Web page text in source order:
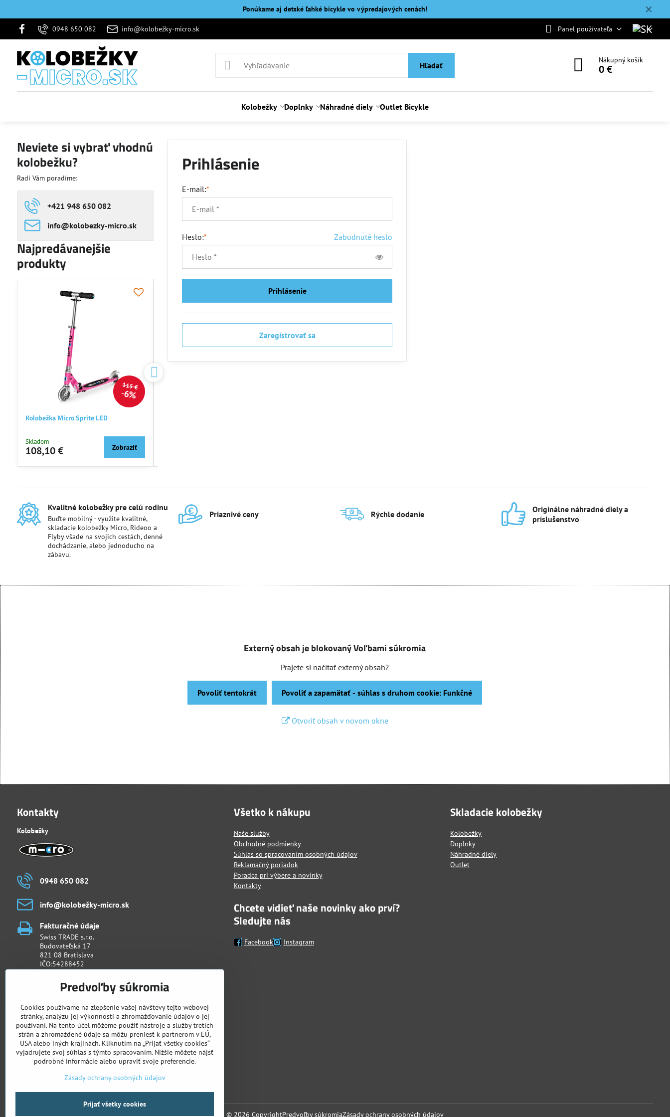
✕
Ponúkame aj detské ľahké bicykle vo výpredajových cenách!
0948 650 082 info@kolobežky-micro.sk Panel používateľa
Hľadať
Nákupný košík
0 €
Kolobežky Doplnky Náhradné diely Outlet Bicykle
Prihlásenie
E-mail:*
Zabudnuté heslo
Heslo:*
Prihlásenie
Zaregistrovať sa
Neviete si vybrať vhodnú
kolobežku?
Radi Vám poradíme:
+421 948 650 082
info​@kolobezky-micro​.sk
Najpredávanejšie
produkty
115 €
6%
Kolobežka Micro Sprite LED
Skladom
108,10 € Zobraziť
NOVINKA
Kvalitné kolobežky pre celú rodinu
Buďte mobilný - využite kvalitné,
skladacie kolobežky Micro, Rideoo a
Flyby všade na svojich cestách, denné
dochádzanie, alebo jednoducho na
zábavu.
Priaznivé ceny Rýchle dodanie
Originálne náhradné diely a
príslušenstvo
Externý obsah je blokovaný Voľbami súkromia
Prajete si načítať externý obsah?
Povoliť tentokrát Povoliť a zapamätať - súhlas s druhom cookie: Funkčné
Otvoriť obsah v novom okne
Kontakty
Kolobežky
0948 650 082
info​@kolobežky-micro​.sk
Fakturačné údaje
Swiss TRADE s.r.o.
Budovateľská 17
821 08 Bratislava
IČO:54288452
OSOBNÝ ODBER - predajňa Cyklošpeciality​.sk
Račianska 26/D (Urban Residence)
Otváracie hodiny
Po - Pia: 11:00 - 18:00
Sob: 09:00 - 13:00
Obchodný zástupca
Ján Penthor
Všetko k nákupu
Naše služby
Obchodné podmienky
Súhlas so spracovaním osobných údajov
Reklamačný poriadok
Poradca pri výbere a novinky
Kontakty
Chcete vidieť naše novinky ako prví?
Sledujte nás
Facebook Instagram
Skladacie kolobežky
Kolobežky
Doplnky
Náhradné diely
Outlet
© 2026 CopyrightPredvoľby súkromiaZásady ochrany osobných údajov
Predvoľby súkromia
Cookies používame na zlepšenie vašej návštevy tejto webovej
stránky, analýzu jej výkonnosti a zhromažďovanie údajov o jej
používaní. Na tento účel môžeme použiť nástroje a služby tretích
strán a zhromaždené údaje sa môžu preniesť k partnerom v EÚ,
USA alebo iných krajinách. Kliknutím na „Prijať všetky cookies“
vyjadrujete svoj súhlas s týmto spracovaním. Nižšie môžete nájsť
podrobné informácie alebo upraviť svoje preferencie.
Zásady ochrany osobných údajov
Prijať všetky cookies